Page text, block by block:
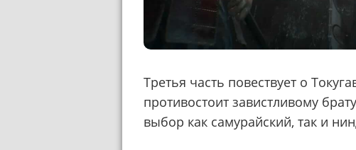
Третья часть повествует о
противостоит завистливому
выбор как самурайский, так и